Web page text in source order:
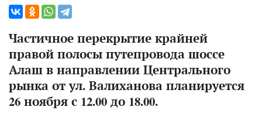
Частичное перекрытие крайней
правой полосы путепровода шоссе
Алаш в направлении Центрального
рынка от ул. Валиханова планируется
26 ноября с 12.00 до 18.00.